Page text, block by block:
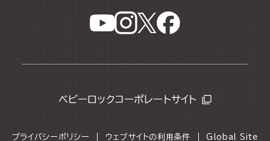
ベビーロックコーポレートサイト
プライバシーポリシー ウェブサイトの利用条件 Global Site